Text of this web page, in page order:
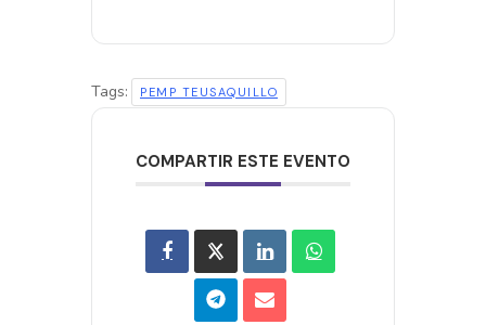
Tags: PEMP TEUSAQUILLO
COMPARTIR ESTE EVENTO